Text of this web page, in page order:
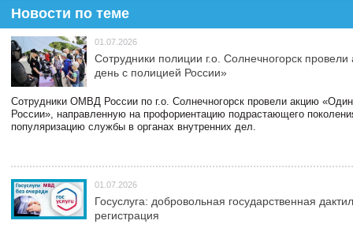
Новости по теме
01.07.2026
Сотрудники полиции г.о. Солнечногорск
день с полицией России»
Сотрудники ОМВД России по г.о. Солнечногорск провели акцию
России», направленную на профориентацию подрастающего
популяризацию службы в органах внутренних дел.
01.07.2026
Госуслуга: добровольная государственная
регистрация